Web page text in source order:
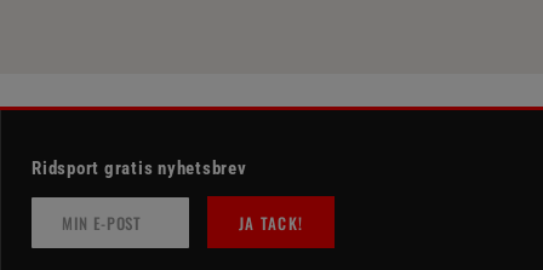
Ridsport gratis nyhetsbrev
JA TACK!